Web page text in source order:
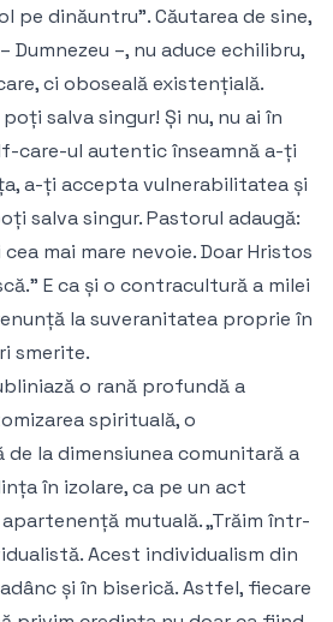
pe dinăuntru”. Căutarea de sine,
Dumnezeu –, nu aduce echilibru,
ci oboseală existențială.
salva singur! Și nu, nu ai în
care-ul autentic înseamnă a-ți
a-ți accepta vulnerabilitatea și
salva singur. Pastorul adaugă:
mai mare nevoie. Doar Hristos
E ca și o contracultură a milei
la suveranitatea proprie în
smerite.
o rană profundă a
spirituală, o
la dimensiunea comunitară a
în izolare, ca pe un act
mutuală. „Trăim într-
Acest individualism din
și în biserică. Astfel, fiecare